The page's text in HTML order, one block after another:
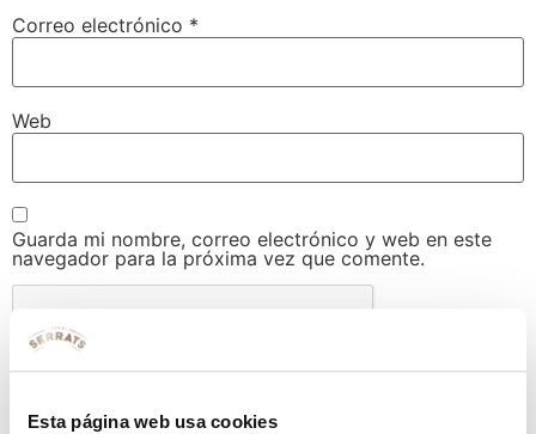
Esta página web usa cookies
Correo electrónico *
Web
Guarda mi nombre, correo electrónico y web en este
navegador para la próxima vez que comente.